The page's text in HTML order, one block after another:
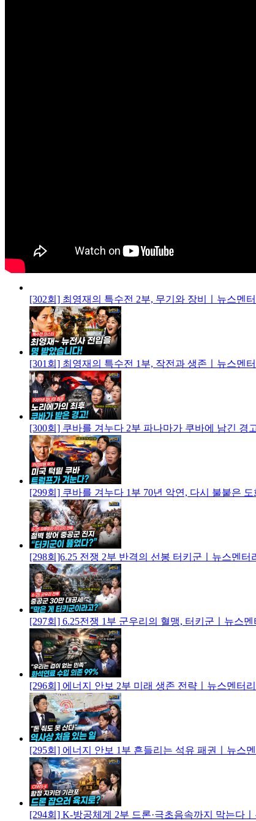
[302회] 최영재의 특수전 2부, 무기와 장비ㅣ뉴스멘
[301회] 최영재의 특수전 1부, 작전과 생존ㅣ뉴스멘
[300회] 쿠바를 겨누다 2부 파나마가 쿠바에 남긴 경
[299회] 쿠바를 겨누다 1부 70년 악연, 다시 불붙은
[298회]6.25 전쟁 2부 반격의 선봉 터키군ㅣ뉴스멘터
[297회] 6.25전쟁 1부 군우리의 혈맹, 터키군ㅣ뉴스
[296회] 에너지 안보 2부 미래 생존 전략ㅣ뉴스멘터
[295회] 에너지 안보 1부 흔들리는 석유 패권ㅣ뉴스
[294회] K-방공체계 2부 드론·극초음속까지 막는다